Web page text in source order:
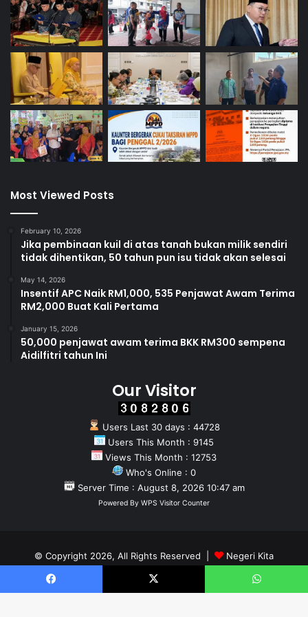
K
I
M
Most Viewed Posts
February 10, 2026
Jika pembinaan kuil di atas tanah bukan milik sendiri
tidak dihentikan, 50 tahun pun isu tidak akan selesai
May 14, 2026
Insentif APC Naik RM1,000, 535 Penjawat Awam Terima
RM2,000 Buat Kali Pertama
January 15, 2026
50,000 penjawat awam terima BKK RM300 sempena
Aidilfitri tahun Ini
Our Visitor
Users Last 30 days : 44728
Users This Month : 9145
Views This Month : 12753
Who's Online : 0
Server Time : August 8, 2026 10:47 am
Powered By WPS Visitor Counter
© Copyright 2026, All Rights Reserved |
Negeri Kita
About
Facebook X WhatsApp